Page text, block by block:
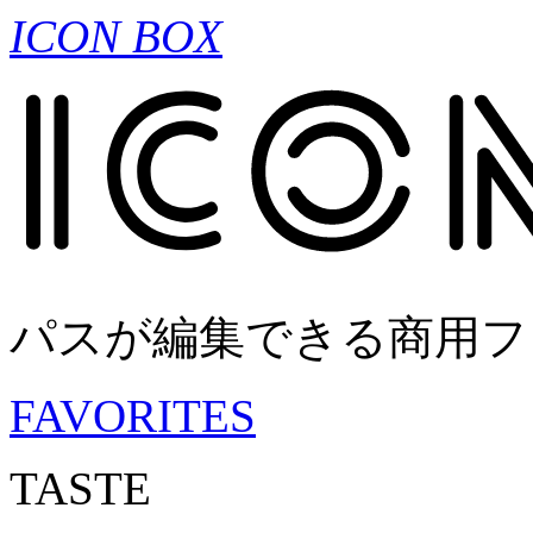
ICON BOX
パスが編集できる商用
FAVORITES
TASTE